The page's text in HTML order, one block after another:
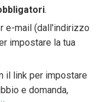
.
e-mail (dall'indirizzo
impostare la tua
il link per impostare
e domanda,